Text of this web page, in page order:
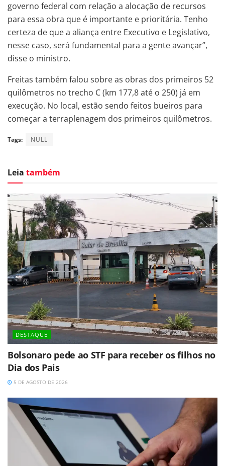
governo federal com relação a alocação de recursos
para essa obra que é importante e prioritária. Tenho
certeza de que a aliança entre Executivo e Legislativo,
nesse caso, será fundamental para a gente avançar”,
disse o ministro.
Freitas também falou sobre as obras dos primeiros 52
quilômetros no trecho C (km 177,8 até o 250) já em
execução. No local, estão sendo feitos bueiros para
começar a terraplenagem dos primeiros quilômetros.
Tags: NULL
Leia também
DESTAQUE
Bolsonaro pede ao STF para receber os filhos no
Dia dos Pais
5 DE AGOSTO DE 2026